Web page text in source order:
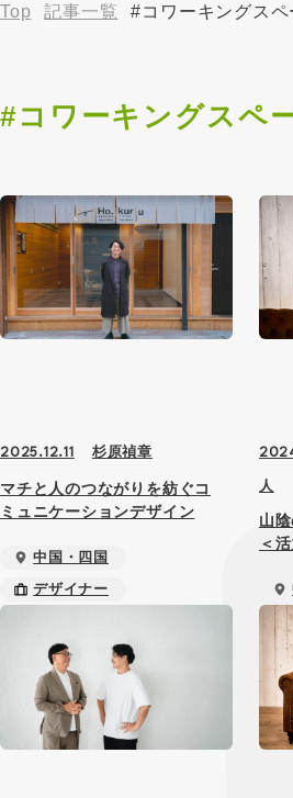
Top 記事一覧 #コワーキングス
#コワーキングスペ
2025.12.11 杉原禎章
マチと人のつながりを紡ぐコ
ミュニケーションデザイン
中国・四国
デザイナー
人
山
＜